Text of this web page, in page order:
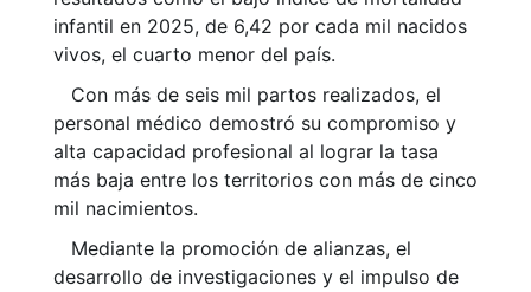
infantil en 2025, de 6,42 por cada mil nacidos
vivos, el cuarto menor del país.
Con más de seis mil partos realizados, el
personal médico demostró su compromiso y
alta capacidad profesional al lograr la tasa
más baja entre los territorios con más de cinco
mil nacimientos.
Mediante la promoción de alianzas, el
desarrollo de investigaciones y el impulso de